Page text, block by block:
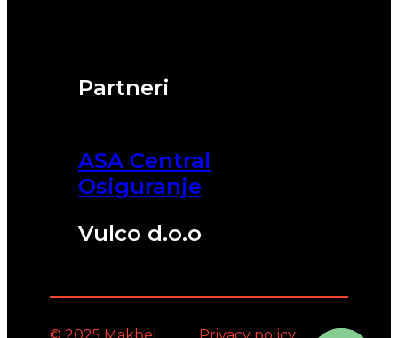
Partneri
ASA Central
Osiguranje
Vulco d.o.o